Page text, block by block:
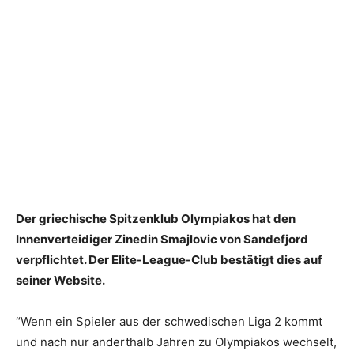
Der griechische Spitzenklub Olympiakos hat den
Innenverteidiger Zinedin Smajlovic von Sandefjord
verpflichtet. Der Elite-League-Club bestätigt dies auf
seiner Website.
“Wenn ein Spieler aus der schwedischen Liga 2 kommt
und nach nur anderthalb Jahren zu Olympiakos wechselt,